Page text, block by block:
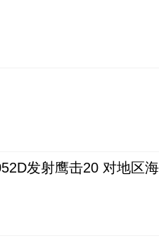
发射鹰击20 对地区